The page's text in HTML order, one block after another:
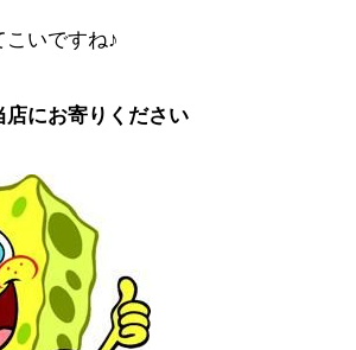
いですね♪
店にお寄りください